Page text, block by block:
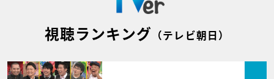
視聴ランキング （テレビ朝日）